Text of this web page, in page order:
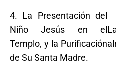
4. La Presentación del
Niño Jesús en el
Templo, y la Purificación
de Su Santa Madre.